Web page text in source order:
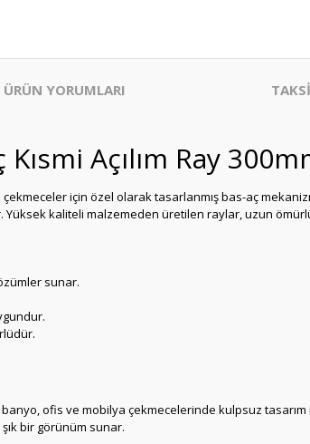
ÜRÜN YORUMLARI
Açılım Ray
çekmeceler için özel olarak tasarlanmış bas-aç
Yüksek kaliteli malzemeden üretilen raylar, uzun
sunar.
banyo, ofis ve mobilya çekmecelerinde kulpsuz
bir görünüm sunar.